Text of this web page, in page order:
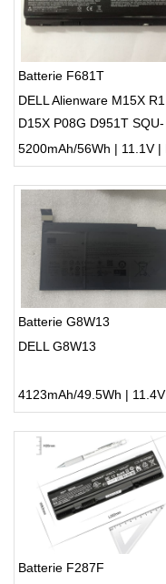
Batterie F681T
DELL Alienware M15X R1
D15X P08G D951T SQU-
722 SQU-724 T780R
Batterie G8W13
DELL G8W13
Batterie F287F